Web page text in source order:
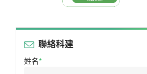
聯絡科建
姓名